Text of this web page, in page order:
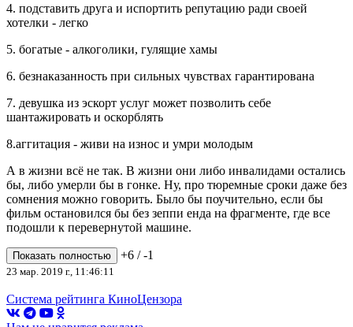
4. подставить друга и испортить репутацию ради своей
хотелки - легко
5. богатые - алкоголики, гулящие хамы
6. безнаказанность при сильных чувствах гарантирована
7. девушка из эскорт услуг может позволить себе
шантажировать и оскорблять
8.аггитация - живи на износ и умри молодым
А в жизни всё не так. В жизни они либо инвалидами остались
бы, либо умерли бы в гонке. Ну, про тюремные сроки даже без
сомнения можно говорить. Было бы поучительно, если бы
фильм остановился бы без зеппи енда на фрагменте, где все
подошли к перевернутой машине.
Показать полностью +6 /-1
23 мар. 2019 г., 11:46:11
Система рейтинга КиноЦензора